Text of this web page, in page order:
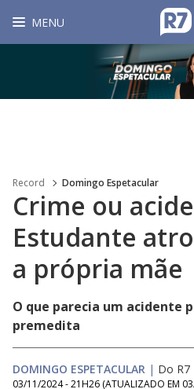
MENU
Record Domingo Espetacular
Crime ou
Estudante
a própria mãe
O que parecia um acidente
premedita
DOMINGO ESPETACULAR | Do R7
03/11/2024 - 21H26 (ATUALIZADO EM